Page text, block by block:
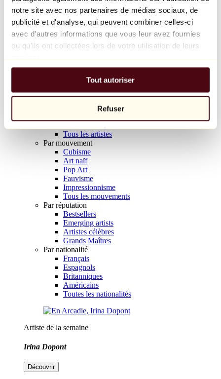
notre site avec nos partenaires de médias sociaux, de
publicité et d'analyse, qui peuvent combiner celles-ci
avec d'autres informations que vous leur avez fournies
ou qu'ils ont collectées lors de votre utilisation de leurs
Tout autoriser
Refuser
Balloon Dog (Orange)
Jeff Koons
10 000 €
Parcourir
Tous les sculpteurs
Tous les photographes
Tous les artistes
Par mouvement
Cubisme
Art naïf
Pop Art
Fauvisme
Impressionnisme
Tous les mouvements
Par réputation
Bestsellers
Emerging artists
Artistes célèbres
Grands Maîtres
Par nationalité
Français
Espagnols
Britanniques
Américains
Toutes les nationalités
Artiste de la semaine
Irina Dopont
Découvrir